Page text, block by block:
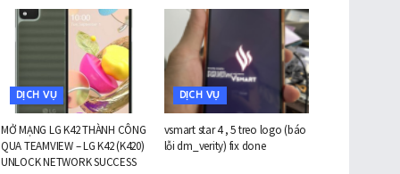
DỊCH VỤ
MỞ MẠNG LG K42 THÀNH CÔNG
QUA TEAMVIEW – LG K42 (K420)
UNLOCK NETWORK SUCCESS
DỊCH VỤ
vsmart star 4 , 5 treo logo (báo
lỗi dm_verity) fix done